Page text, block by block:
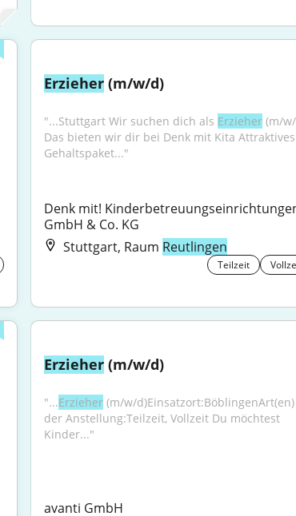
Erzieher (m/w/d)
"...Stuttgart Wir suchen dich als Erzieher (m/
Das bieten wir dir bei Denk mit Kita Attraktives
Gehaltspaket..."
Denk mit!
GmbH & Co. KG
Stuttgart, Raum Reutlingen
Teilzeit
Erzieher (m/w/d)
"...Erzieher (m/w/d)Einsatzort:BöblingenArt(en)
der Anstellung:Teilzeit, Vollzeit Du möchtest
Kinder..."
avanti GmbH